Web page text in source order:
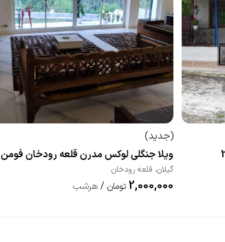
(جدید)
ویلا جنگلی لوکس مدرن قلعه رودخان فومن
گیلان، قلعه رودخان
2,000,000 تومان /هرشب